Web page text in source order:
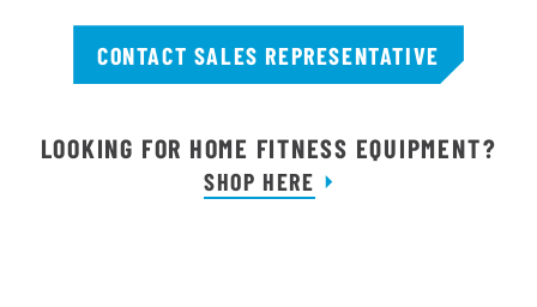
CONTACT SALES REPRESENTATIVE
LOOKING FOR HOME FITNESS EQUIPMENT?
SHOP HERE